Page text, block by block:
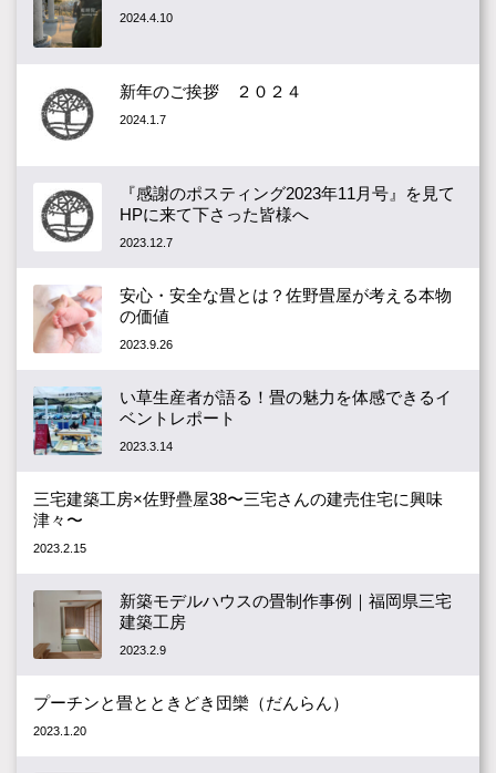
2024.4.10
新年のご挨拶 ２０２４
2024.1.7
『感謝のポスティング2023年11月号』を見て
HPに来て下さった皆様へ
2023.12.7
安心・安全な畳とは？佐野畳屋が考える本物
の価値
2023.9.26
い草生産者が語る！畳の魅力を体感できるイ
ベントレポート
2023.3.14
三宅建築工房×佐野疊屋38〜三宅さんの建売住宅に興味
津々〜
2023.2.15
新築モデルハウスの畳制作事例｜福岡県三宅
建築工房
2023.2.9
プーチンと畳とときどき団欒（だんらん）
2023.1.20